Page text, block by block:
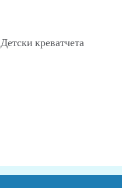
Детски креватчета